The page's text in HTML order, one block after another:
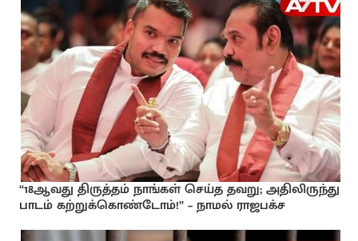
“18ஆவது திருத்தம் நாங்கள் செய்த தவறு; அதிலிருந்து
பாடம் கற்றுக்கொண்டோம்!” – நாமல் ராஜபக்ச